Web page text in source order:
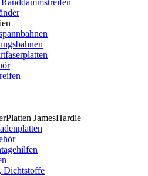
JamesHardie
Dichtstoffe